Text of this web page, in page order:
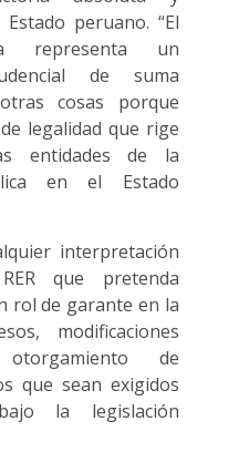
peruano. “El
representa un
de suma
cosas porque
legalidad que rige
entidades de la
en el Estado
interpretación
que pretenda
rol de garante en la
modificaciones
de
que sean exigidos
la legislación